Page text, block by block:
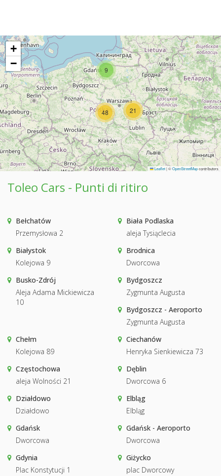
9
48 21
+
−
Leaflet|©OpenStreetMapcontributors
Toleo Cars - Punti di ritiro
Bełchatów
Przemysłowa 2
Biała Podlaska
aleja Tysiąclecia
Białystok
Kolejowa 9
Brodnica
Dworcowa
Busko-Zdrój
Aleja Adama Mickiewicza
10
Bydgoszcz
Zygmunta Augusta
Bydgoszcz - Aeroporto
Zygmunta Augusta
Chełm
Kolejowa 89
Ciechanów
Henryka Sienkiewicza 73
Częstochowa
aleja Wolności 21
Dęblin
Dworcowa 6
Działdowo
Działdowo
Elbląg
Elbląg
Gdańsk
Dworcowa
Gdańsk - Aeroporto
Dworcowa
Gdynia
Plac Konstytucji 1
Giżycko
plac Dworcowy